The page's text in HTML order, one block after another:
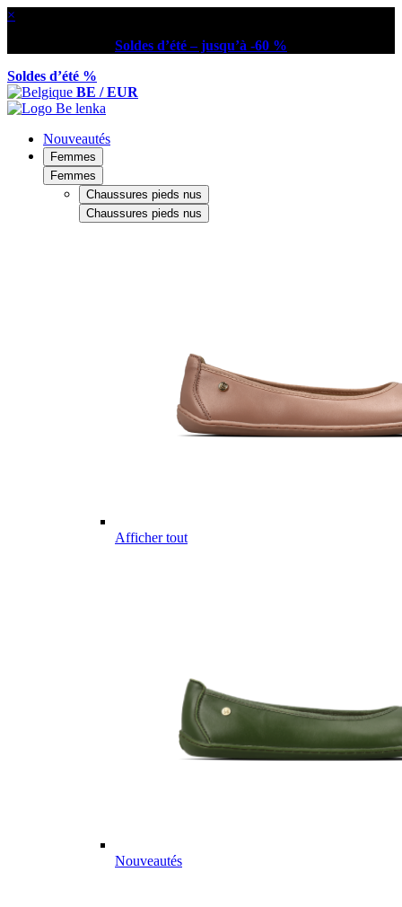
×
Soldes d’été – jusqu’à -60 %
Soldes d’été %
BE / EUR
Nouveautés
Femmes
Femmes
Chaussures pieds nus
Chaussures pieds nus
Afficher tout
Nouveautés